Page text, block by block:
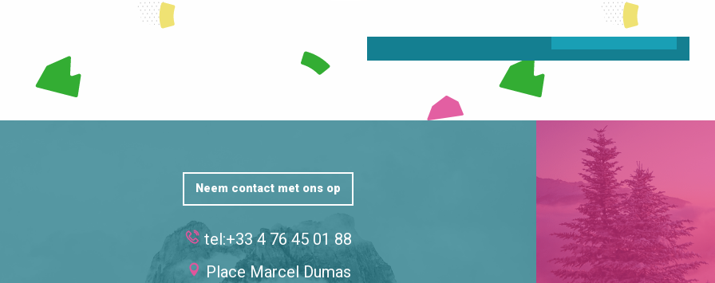
LEES MEER OVER
LEES MEER OVER
Neem contact met ons op
tel:+33 4 76 45 01 88
Place Marcel Dumas